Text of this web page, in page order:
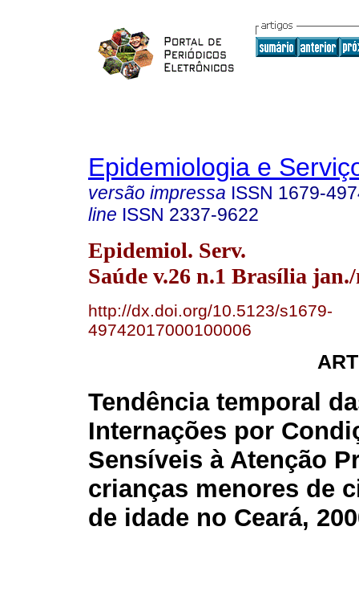
Epidemiologia e
versão impressa ISSN 1679-
line ISSN 2337-9622
Epidemiol. Serv.
Saúde v.26 n.1 Brasília
http://dx.doi.org/10.5123/s1679-
49742017000100006
Tendência temporal
Internações por
Sensíveis à Atenção
crianças menores de
de idade no Ceará,